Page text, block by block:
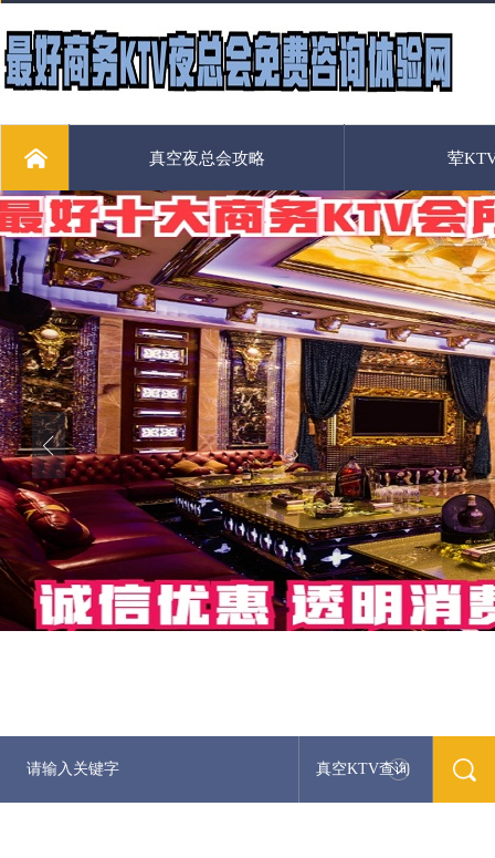
真空夜总会攻略 荤
真空KTV查询